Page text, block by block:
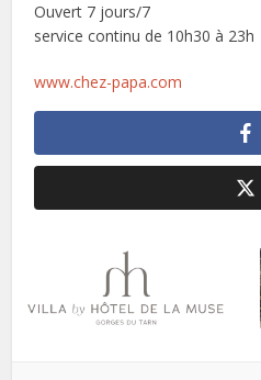
Ouvert 7 jours/7
service continu de 10h30 à 23h
www.chez-papa.com